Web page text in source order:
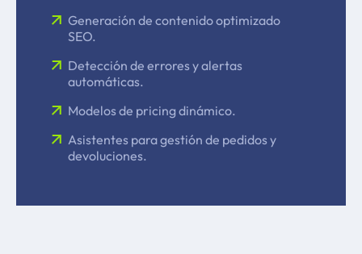
Generación de contenido optimizado
SEO.
Detección de errores y alertas
automáticas.
Modelos de pricing dinámico.
Asistentes para gestión de pedidos y
devoluciones.